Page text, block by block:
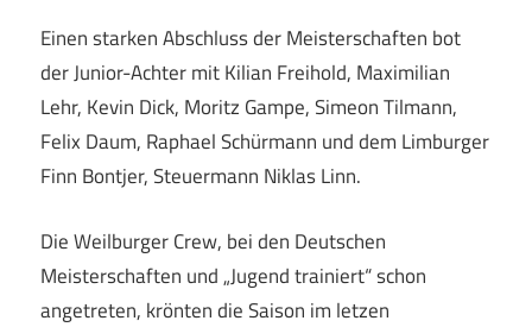
Einen starken Abschluss der Meisterschaften bot
der Junior-Achter mit Kilian Freihold, Maximilian
Lehr, Kevin Dick, Moritz Gampe, Simeon Tilmann,
Felix Daum, Raphael Schürmann und dem Limburger
Finn Bontjer, Steuermann Niklas Linn.
Die Weilburger Crew, bei den Deutschen
Meisterschaften und „Jugend trainiert“ schon
angetreten, krönten die Saison im letzen